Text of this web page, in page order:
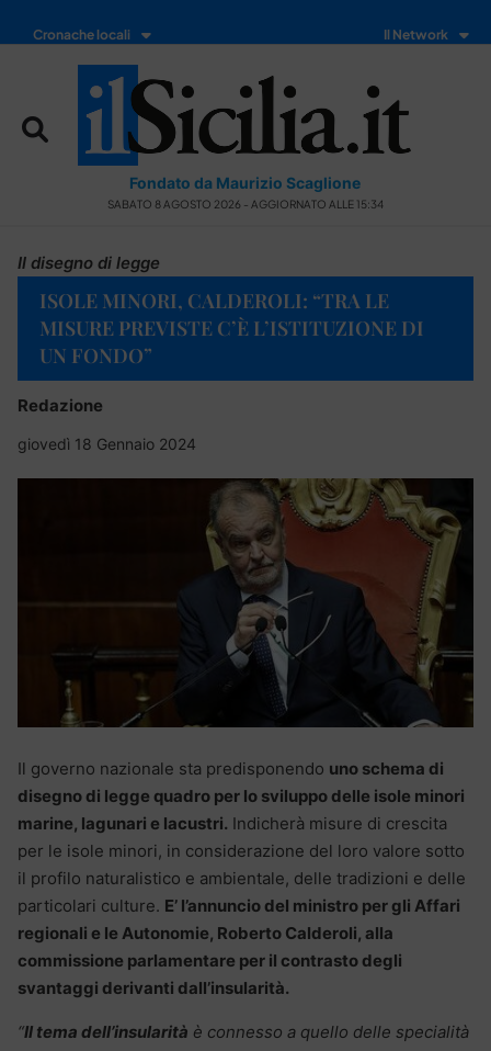
Cronache locali Il Network
Fondato da Maurizio Scaglione
SABATO 8 AGOSTO 2026 - AGGIORNATO ALLE 15:34
Il disegno di legge
ISOLE MINORI, CALDEROLI: “TRA LE
MISURE PREVISTE C’È L’ISTITUZIONE DI
UN FONDO”
Redazione
giovedì 18 Gennaio 2024
Il governo nazionale sta predisponendo uno schema di
disegno di legge quadro per lo sviluppo delle isole minori
marine, lagunari e lacustri. Indicherà misure di crescita
per le isole minori, in considerazione del loro valore sotto
il profilo naturalistico e ambientale, delle tradizioni e delle
particolari culture. E’ l’annuncio del ministro per gli Affari
regionali e le Autonomie, Roberto Calderoli, alla
commissione parlamentare per il contrasto degli
svantaggi derivanti dall’insularità.
“Il tema dell’insularità è connesso a quello delle specialità